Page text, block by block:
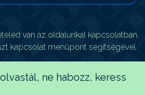
van az oldalunkal kapcsolatban,
kapcsolat menüpont segítségével.
ne habozz, keress